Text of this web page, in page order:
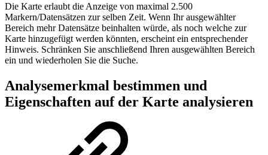
Die Karte erlaubt die Anzeige von maximal 2.500
Markern/Datensätzen zur selben Zeit. Wenn Ihr ausgewählter
Bereich mehr Datensätze beinhalten würde, als noch welche zur
Karte hinzugefügt werden könnten, erscheint ein entsprechender
Hinweis. Schränken Sie anschließend Ihren ausgewählten Bereich
ein und wiederholen Sie die Suche.
Analysemerkmal bestimmen und
Eigenschaften auf der Karte analysieren